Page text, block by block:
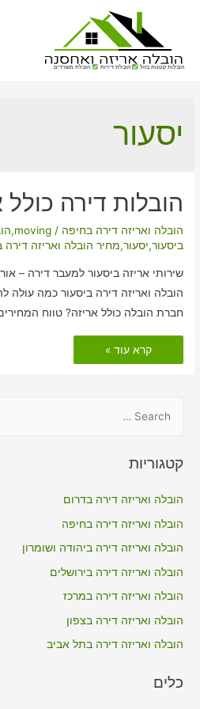
הובלות קטנות בזול הובלת דירות הובלת משרדים
יסעור
הובלות דירה כולל
הובלה ואריזה דירה בחיפה /
moving
,
ביסעור,יסעור,מחיר הובלה ואריזה דירה
שירותי אריזה ביסעור למעבר דירה –
חברת הובלה כולל אריזה? טווח המחירים
הובלות
דירה
כולל
קרא עוד »
r
o
r
:
קטגוריות
הובלה ואריזה דירה בדרום
הובלה ואריזה דירה בחיפה
הובלה ואריזה דירה ביהודה ושומרון
הובלה ואריזה דירה בירושלים
הובלה ואריזה דירה במרכז
הובלה ואריזה דירה בצפון
הובלה ואריזה דירה בתל אביב
כלים